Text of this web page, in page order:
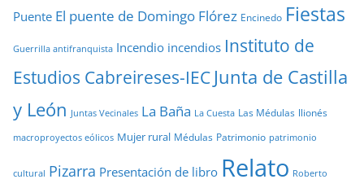
Puente El puente de Domingo Flórez Encinedo Fiestas
Guerrilla antifranquista Incendio incendios Instituto de
Estudios Cabreireses-IEC Junta de Castilla
y León Juntas Vecinales La Baña La Cuesta Las Médulas llionés
macroproyectos eólicos Mujer rural Médulas Patrimonio patrimonio
cultural Pizarra Presentación de libro Relato Roberto